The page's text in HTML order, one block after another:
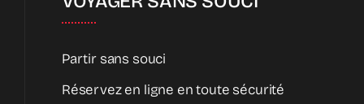
Partir sans souci
Réservez en ligne en toute sécurité